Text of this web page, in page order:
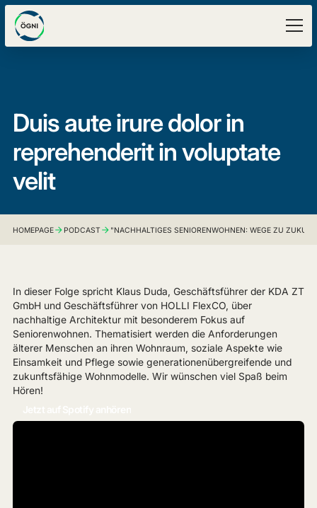
Duis aute irure dolor in
reprehenderit in voluptate
velit
HOMEPAGE PODCAST "NACHHALTIGES SENIORENWOHNEN: WEGE ZU
In dieser Folge spricht Klaus Duda, Geschäftsführer der KDA ZT
GmbH und Geschäftsführer von HOLLI FlexCO, über
nachhaltige Architektur mit besonderem Fokus auf
Seniorenwohnen. Thematisiert werden die Anforderungen
älterer Menschen an ihren Wohnraum, soziale Aspekte wie
Einsamkeit und Pflege sowie generationenübergreifende und
zukunftsfähige Wohnmodelle. Wir wünschen viel Spaß beim
Hören!